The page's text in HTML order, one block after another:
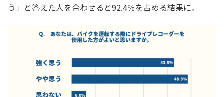
う」と答えた人を合わせると92.4％を占める結果に。